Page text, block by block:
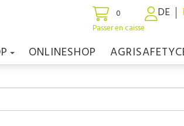
0
Passer en caisse
DE
ONLINESHOP